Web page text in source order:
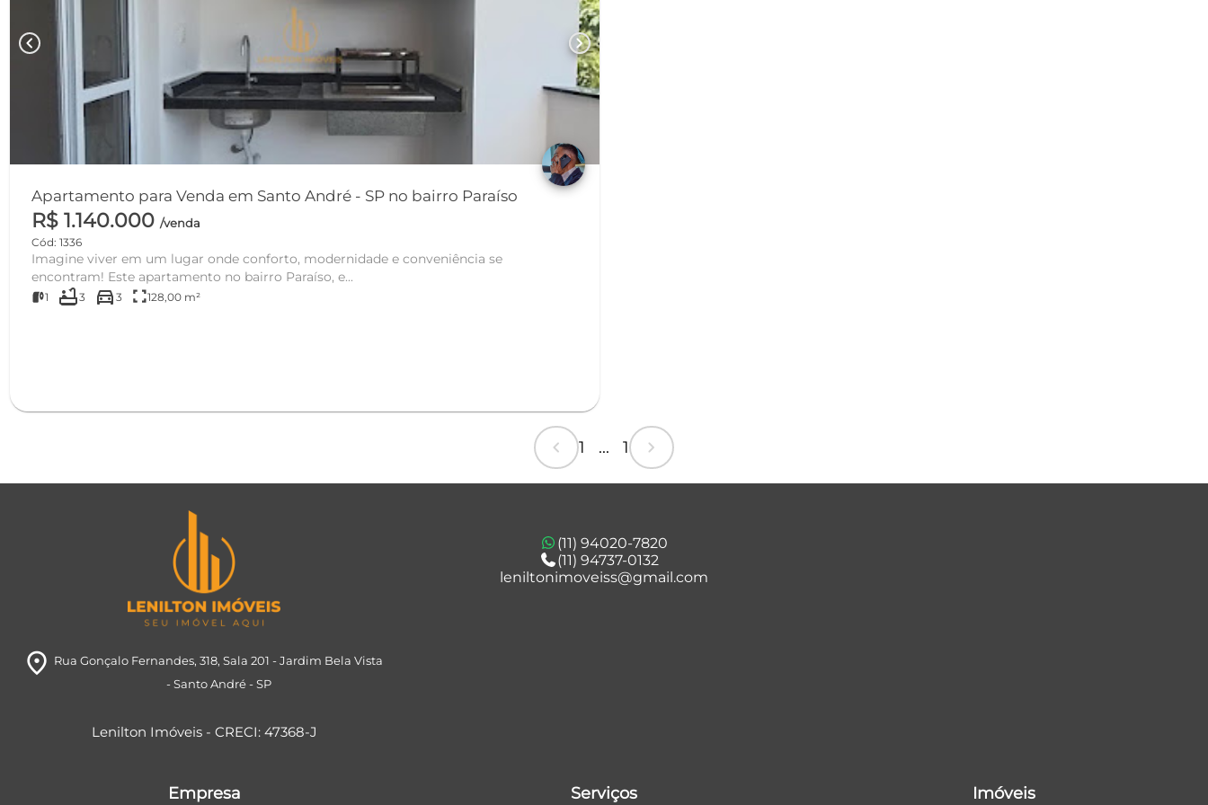
chevron_left chevron_right
Apartamento para Venda em Santo André - SP no bairro Paraíso
R$ 1.140.000 /venda
Cód: 1336
Imagine viver em um lugar onde conforto, modernidade e conveniência se
encontram! Este apartamento no bairro Paraíso, e...
1 bathtub3 directions_car 3 fullscreen128,00 m²
chevron_left 1 ... 1 chevron_right
room Rua Gonçalo Fernandes, 318, Sala 201 - Jardim Bela Vista
- Santo André- SP
Lenilton Imóveis - CRECI: 47368-J
(11) 94020-7820
(11) 94737-0132
leniltonimoveiss@gmail.com
Empresa Serviços Imóveis